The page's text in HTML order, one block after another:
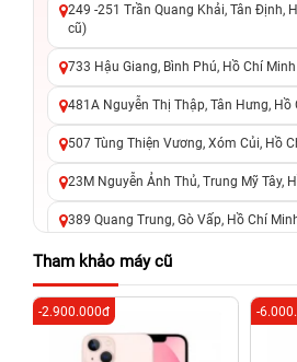
249 -251 Trần Quang Khải, Tân Định,
cũ)
733 Hậu Giang, Bình Phú, Hồ Chí
481A Nguyễn Thị Thập, Tân Hưng, Hồ
507 Tùng Thiện Vương, Xóm Củi, Hồ
23M Nguyễn Ảnh Thủ, Trung Mỹ Tây,
389 Quang Trung, Gò Vấp, Hồ Chí
625 - 625A Âu Cơ, Tân Phú, Hồ Chí
326 Lê Văn Việt, Tăng Nhơn Phú, Hồ
Đức cũ)
256 Võ Văn Ngân, Thủ Đức, Hồ Chí
Tham khảo máy cũ
-2.900.000đ -